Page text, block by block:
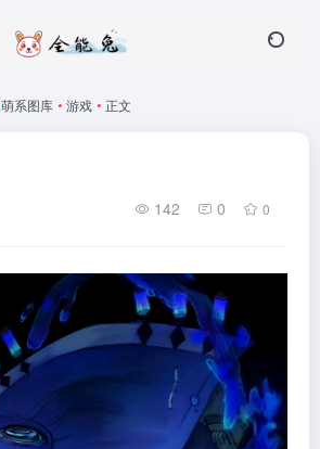
萌系图库 • 游戏 • 正文
142 0 0